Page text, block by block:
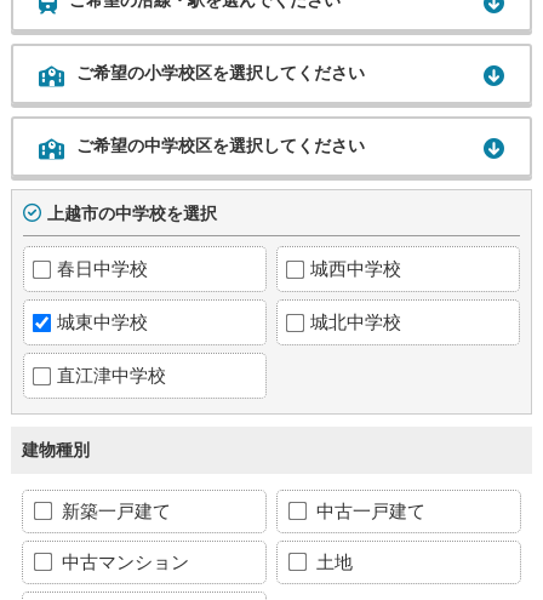
ご希望の小学校区を選択してください
ご希望の中学校区を選択してください
上越市の中学校を選択
春日中学校 城西中学校
城東中学校 城北中学校
直江津中学校
建物種別
新築一戸建て 中古一戸建て
中古マンション 土地